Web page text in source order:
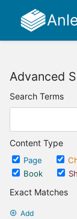
Advanced
Search Terms
Content Type
Page
Book
Exact Matches
Add